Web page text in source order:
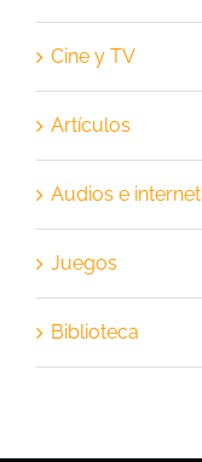
Cine y TV
Artículos
Audios e internet
Juegos
Biblioteca